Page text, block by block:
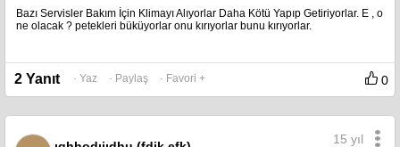
Bazı Servisler Bakım İçin Klimayı Alıyorlar Daha Kötü Yapıp Getiriyorlar. E , o
ne olacak ? petekleri büküyorlar onu kırıyorlar bunu kırıyorlar.
2 Yanıt · Yaz · Paylaş · Favori + 0
15 yıl